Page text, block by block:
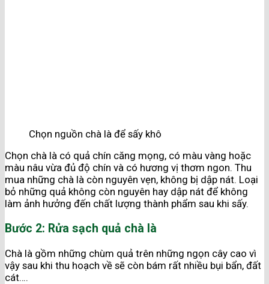
Chọn nguồn chà là để sấy khô
Chọn chà là có quả chín căng mọng, có màu vàng hoặc
màu nâu vừa đủ độ chín và có hương vị thơm ngon. Thu
mua những chà là còn nguyên vẹn, không bị dập nát. Loại
bỏ những quả không còn nguyên hay dập nát để không
làm ảnh hưởng đến chất lượng thành phẩm sau khi sấy.
Bước 2: Rửa sạch quả chà là
Chà là gồm những chùm quả trên những ngọn cây cao vì
vậy sau khi thu hoạch về sẽ còn bám rất nhiều bụi bẩn, đất
cát….